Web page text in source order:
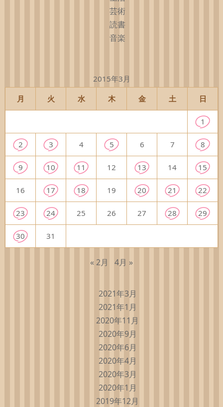
芸術
読書
音楽
2015年3月
月 火 水 木 金 土 日
1
2 3 4 5 6 7 8
9 10 11 12 13 14 15
16 17 18 19 20 21 22
23 24 25 26 27 28 29
30 31
« 2月 4月 »
2021年3月
2021年1月
2020年11月
2020年9月
2020年6月
2020年4月
2020年3月
2020年1月
2019年12月